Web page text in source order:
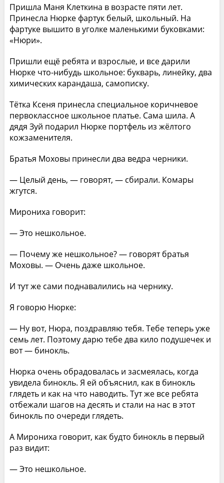
Пришла Маня Клеткина в возрасте пяти лет.
Принесла Нюрке фартук белый, школьный. На
фартуке вышито в уголке маленькими буковками:
«Нюри».
Пришли ещё ребята и взрослые, и все дарили
Нюрке что-нибудь школьное: букварь, линейку, два
химических карандаша, самописку.
Тётка Ксеня принесла специальное коричневое
первоклассное школьное платье. Сама шила. А
дядя Зуй подарил Нюрке портфель из жёлтого
кожзаменителя.
Братья Моховы принесли два ведра черники.
— Целый день, — говорят, — сбирали. Комары
жгутся.
Мирониха говорит:
— Это нешкольное.
— Почему же нешкольное? — говорят братья
Моховы. — Очень даже школьное.
И тут же сами поднавалились на чернику.
Я говорю Нюрке:
— Ну вот, Нюра, поздравляю тебя. Тебе теперь уже
семь лет. Поэтому дарю тебе два кило подушечек и
вот — бинокль.
Нюрка очень обрадовалась и засмеялась, когда
увидела бинокль. Я ей объяснил, как в бинокль
глядеть и как на что наводить. Тут же все ребята
отбежали шагов на десять и стали на нас в этот
бинокль по очереди глядеть.
А Мирониха говорит, как будто бинокль в первый
раз видит:
— Это нешкольное.